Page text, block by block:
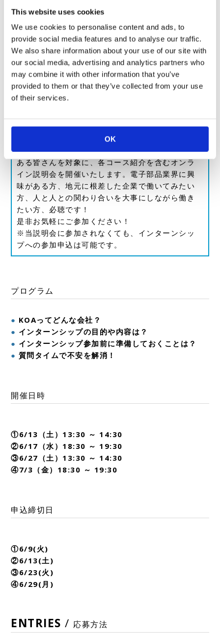
This website uses cookies
We use cookies to personalise content and ads, to
provide social media features and to analyse our traffic.
We also share information about your use of our site with
our social media, advertising and analytics partners who
may combine it with other information that you’ve
provided to them or that they’ve collected from your use
of their services.
OK
この夏、KOAインターンシップへの参加に興味の
ある皆さんを対象に、各コース紹介を含むオンラ
イン説明会を開催いたします。電子部品業界に興
味がある方、地元に根差した企業で働いてみたい
方、人と人との関わり合いを大事にしながら働き
たい方、必聴です！
是非お気軽にご参加ください！
※当説明会に参加されなくても、インターンシッ
プへの参加申込は可能です。
プログラム
KOAってどんな会社？
インターンシップの目的や内容は？
インターンシップ参加前に準備しておくことは？
質問タイムで不安を解消！
開催日時
①6/13（土）13:30 ～ 14:30
②6/17（水）18:30 ～ 19:30
③6/27（土）13:30 ～ 14:30
④7/3（金）18:30 ～ 19:30
申込締切日
①6/9(火)
②6/13(土)
③6/23(火)
④6/29(月)
ENTRIES / 応募方法